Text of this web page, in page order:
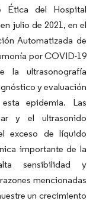
Ética del Hospital
julio de 2021, en el
Automatizada de
por COVID-19
la ultrasonografía
y evaluación
epidemia. Las
y el ultrasonido
exceso de líquido
importante de la
sensibilidad y
mencionadas
un crecimiento